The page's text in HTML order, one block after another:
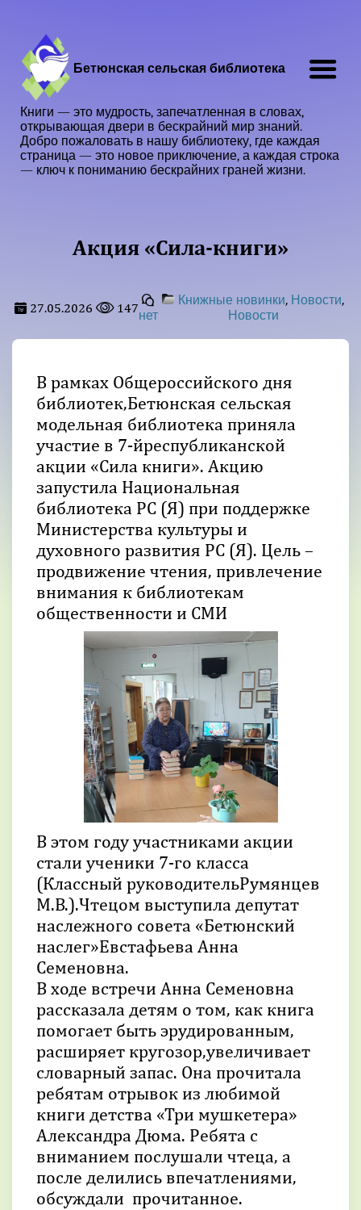
Бетюнская сельская библиотека
Книги — это мудрость, запечатленная в словах,
открывающая двери в бескрайний мир знаний.
Добро пожаловать в нашу библиотеку, где каждая
страница — это новое приключение, а каждая строка
— ключ к пониманию бескрайних граней жизни.
Акция «Сила-книги»
27.05.2026 147
нет
Книжные новинки, Новости,
Новости
В рамках Общероссийского дня
библиотек,Бетюнская сельская
модельная библиотека приняла
участие в 7-йреспубликанской
акции «Сила книги». Акцию
запустила Национальная
библиотека РС (Я) при поддержке
Министерства культуры и
духовного развития РС (Я). Цель –
продвижение чтения, привлечение
внимания к библиотекам
общественности и СМИ
В этом году участниками акции
стали ученики 7-го класса
(Классный руководительРумянцев
М.В.).Чтецом выступила депутат
наслежного совета «Бетюнский
наслег»Евстафьева Анна
Семеновна.
В ходе встречи Анна Семеновна
рассказала детям о том, как книга
помогает быть эрудированным,
расширяет кругозор,увеличивает
словарный запас. Она прочитала
ребятам отрывок из любимой
книги детства «Три мушкетера»
Александра Дюма. Ребята с
вниманием послушали чтеца, а
после делились впечатлениями,
обсуждали прочитанное.